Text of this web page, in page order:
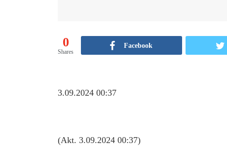
0
Shares
Facebook
3.09.2024 00:37
(Akt. 3.09.2024 00:37)